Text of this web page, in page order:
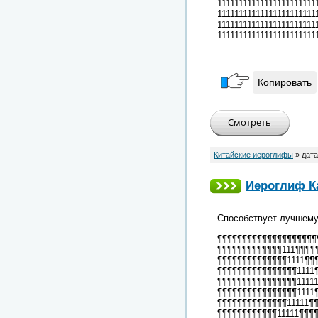
Копировать
Китайские иероглифы »
Иероглиф
Способствует